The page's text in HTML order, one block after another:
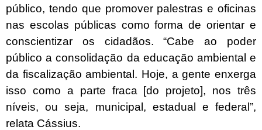
público, tendo que promover palestras e oficinas
nas escolas públicas como forma de orientar e
conscientizar os cidadãos. “Cabe ao poder
público a consolidação da educação ambiental e
da fiscalização ambiental. Hoje, a gente enxerga
isso como a parte fraca [do projeto], nos três
níveis, ou seja, municipal, estadual e federal”,
relata Cássius.